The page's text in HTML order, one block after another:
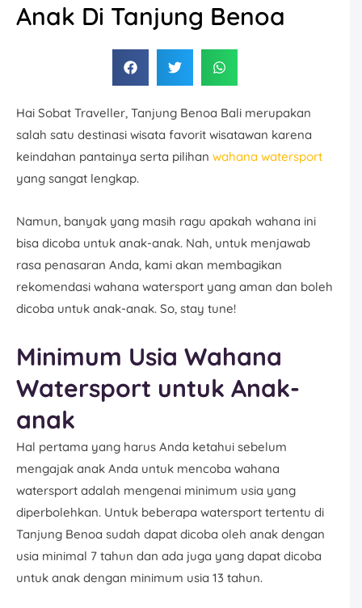
Anak Di Tanjung Benoa
Hai Sobat Traveller, Tanjung Benoa Bali merupakan
salah satu destinasi wisata favorit wisatawan karena
keindahan pantainya serta pilihan wahana watersport
yang sangat lengkap.
Namun, banyak yang masih ragu apakah wahana ini
bisa dicoba untuk anak-anak. Nah, untuk menjawab
rasa penasaran Anda, kami akan membagikan
rekomendasi wahana watersport yang aman dan boleh
dicoba untuk anak-anak. So, stay tune!
Minimum Usia Wahana
Watersport untuk Anak-
anak
Hal pertama yang harus Anda ketahui sebelum
mengajak anak Anda untuk mencoba wahana
watersport adalah mengenai minimum usia yang
diperbolehkan. Untuk beberapa watersport tertentu di
Tanjung Benoa sudah dapat dicoba oleh anak dengan
usia minimal 7 tahun dan ada juga yang dapat dicoba
untuk anak dengan minimum usia 13 tahun.